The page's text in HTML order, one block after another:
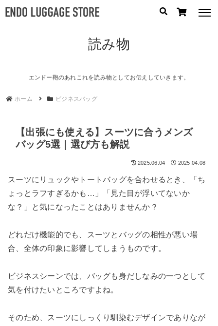
誕生日プレゼント
ブランドから探す
容量から探す
読み物
エンドー鞄のあれこれを読み物としてお伝えしていきます。
ホーム ビジネスバッグ
【出張にも使える】スーツに合うメンズ
バッグ5選｜選び方も解説
2025.06.04 2025.04.08
スーツにリュックやトートバッグを合わせるとき、「ち
ょっとラフすぎるかも…」「見た目が浮いてないか
な？」と気になったことはありませんか？
どれだけ機能的でも、スーツとバッグの相性が悪い場
合、全体の印象に影響してしまうものです。
ビジネスシーンでは、バッグも身だしなみの一つとして
気を付けたいところですよね。
そのため、スーツにしっくり馴染むデザインでありなが